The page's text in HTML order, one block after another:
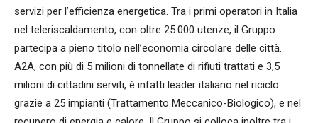
servizi per l’efficienza energetica. Tra i primi operatori in Italia
nel teleriscaldamento, con oltre 25.000 utenze, il Gruppo
partecipa a pieno titolo nell’economia circolare delle città.
A2A, con più di 5 milioni di tonnellate di rifiuti trattati e 3,5
milioni di cittadini serviti, è infatti leader italiano nel riciclo
grazie a 25 impianti (Trattamento Meccanico-Biologico), e nel